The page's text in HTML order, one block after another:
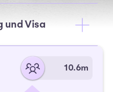
und Visa
10.6m